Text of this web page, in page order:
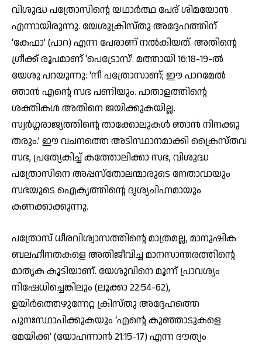
വിശുദ്ധ പത്രോസിന്റെ യഥാര്‍ത്ഥ പേര് ശിമയോന്‍
എന്നായിരുന്നു. യേശുക്രിസ്തു അദ്ദേഹത്തിന്
‘കേഫാ’ (പാറ) എന്ന പേരാണ് നല്‍കിയത്. അതിന്റെ
ഗ്രീക്ക് രൂപമാണ് ‘പെട്രോസ്’. മത്തായി 16:18-19-ല്‍
യേശു പറയുന്നു: ‘നീ പത്രോസാണ്; ഈ പാറമേല്‍
ഞാന്‍ എന്റെ സഭ പണിയും. പാതാളത്തിന്റെ
ശക്തികള്‍ അതിനെ ജയിക്കുകയില്ല.
സ്വര്‍ഗ്ഗരാജ്യത്തിന്റെ താക്കോലുകള്‍ ഞാന്‍ നിനക്കു
തരും.’ ഈ വചനത്തെ അടിസ്ഥാനമാക്കി ക്രൈസ്തവ
സഭ, പ്രത്യേകിച്ച് കത്തോലിക്കാ സഭ, വിശുദ്ധ
പത്രോസിനെ അപ്പസ്‌തോലന്മാരുടെ നേതാവായും
സഭയുടെ ഐക്യത്തിന്റെ ദൃശ്യചിഹ്നമായും
കണക്കാക്കുന്നു.
പത്രോസ് ധീരവിശ്വാസത്തിന്റെ മാത്രമല്ല, മാനുഷിക
ബലഹീനതകളെ അതിജീവിച്ച മാനസാന്തരത്തിന്റെ
മാതൃക കൂടിയാണ്. യേശുവിനെ മൂന്ന് പ്രാവശ്യം
നിഷേധിച്ചെങ്കിലും (ലൂക്കാ 22:54-62),
ഉയിര്‍ത്തെഴുന്നേറ്റ ക്രിസ്തു അദ്ദേഹത്തെ
പുനഃസ്ഥാപിക്കുകയും ‘എന്റെ കുഞ്ഞാടുകളെ
മേയിക്ക’ (യോഹന്നാന്‍ 21:15-17) എന്ന ദൗത്യം